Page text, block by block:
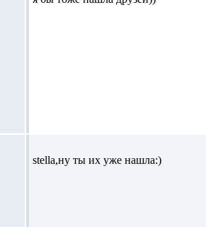
stella,ну ты их уже нашла:)